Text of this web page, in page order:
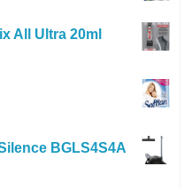
All Ultra 20ml
BGLS4S4A